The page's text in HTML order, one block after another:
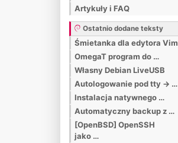
Artykuły i FAQ
Ostatnio dodane teksty
Śmietanka dla edytora Vim
OmegaT program do …
Własny Debian LiveUSB
Autologowanie pod tty -> …
Instalacja natywnego …
Automatyczny backup z …
[OpenBSD] OpenSSH
jako …